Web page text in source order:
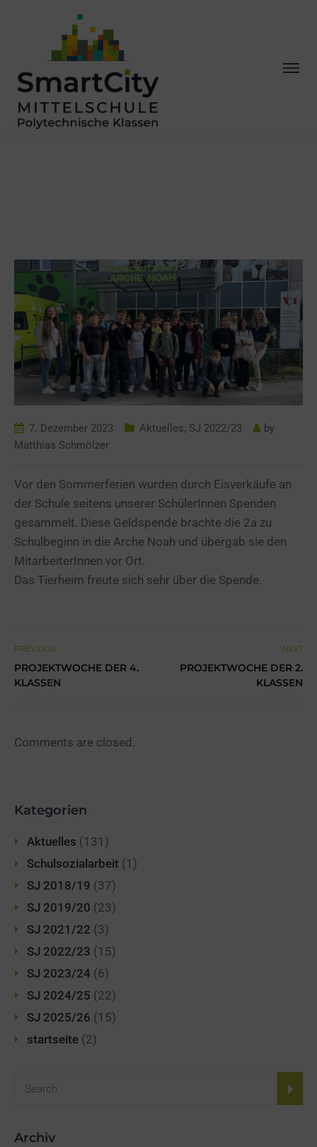
7. Dezember 2023 Aktuelles, SJ 2022/23
by
Matthias Schmölzer
Vor den Sommerferien wurden durch Eisverkäufe an
der Schule seitens unserer SchülerInnen Spenden
gesammelt. Diese Geldspende brachte die 2a zu
Schulbeginn in die Arche Noah und übergab sie den
MitarbeiterInnen vor Ort.
Das Tierheim freute sich sehr über die Spende.
PREVIOUS
PROJEKTWOCHE DER 4.
KLASSEN
NEXT
PROJEKTWOCHE DER 2.
KLASSEN
Comments are closed.
Kategorien
Aktuelles (131)
Schulsozialarbeit (1)
SJ 2018/19 (37)
SJ 2019/20 (23)
SJ 2021/22 (3)
SJ 2022/23 (15)
SJ 2023/24 (6)
SJ 2024/25 (22)
SJ 2025/26 (15)
startseite (2)
Archiv